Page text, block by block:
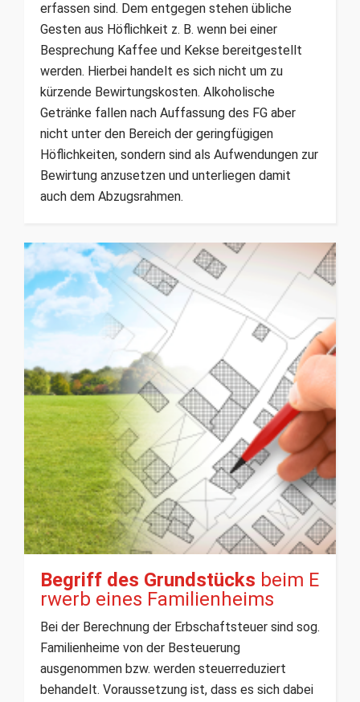
erfassen sind. Dem entgegen stehen übliche
Gesten aus Höflichkeit z. B. wenn bei einer
Besprechung Kaffee und Kekse bereitgestellt
werden. Hierbei handelt es sich nicht um zu
kürzende Bewirtungskosten. Alkoholische
Getränke fallen nach Auffassung des FG aber
nicht unter den Bereich der geringfügigen
Höflichkeiten, sondern sind als Aufwendungen zur
Bewirtung anzusetzen und unterliegen damit
auch dem Abzugsrahmen.
Begriff des Grundstücks beim E
rwerb eines Familienheims
Bei der Berechnung der Erbschaftsteuer sind sog.
Familienheime von der Besteuerung
ausgenommen bzw. werden steuerreduziert
behandelt. Voraussetzung ist, dass es sich dabei